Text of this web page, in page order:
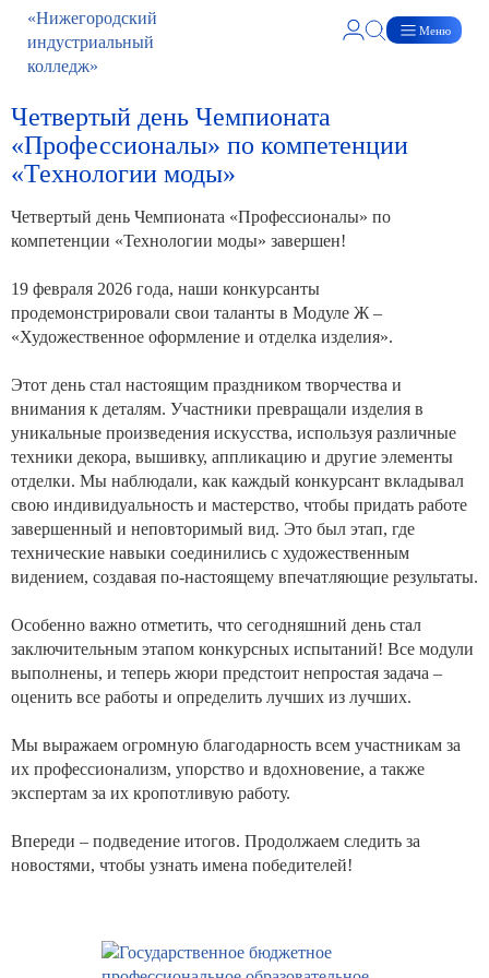
Меню
Четвертый день Чемпионата
«Профессионалы» по компетенции
«Технологии моды»
Четвертый день Чемпионата «Профессионалы» по
компетенции «Технологии моды» завершен!
19 февраля 2026 года, наши конкурсанты
продемонстрировали свои таланты в Модуле Ж –
«Художественное оформление и отделка изделия».
Этот день стал настоящим праздником творчества и
внимания к деталям. Участники превращали изделия в
уникальные произведения искусства, используя различные
техники декора, вышивку, аппликацию и другие элементы
отделки. Мы наблюдали, как каждый конкурсант вкладывал
свою индивидуальность и мастерство, чтобы придать работе
завершенный и неповторимый вид. Это был этап, где
технические навыки соединились с художественным
видением, создавая по-настоящему впечатляющие результаты.
Особенно важно отметить, что сегодняшний день стал
заключительным этапом конкурсных испытаний! Все модули
выполнены, и теперь жюри предстоит непростая задача –
оценить все работы и определить лучших из лучших.
Мы выражаем огромную благодарность всем участникам за
их профессионализм, упорство и вдохновение, а также
экспертам за их кропотливую работу.
Впереди – подведение итогов. Продолжаем следить за
новостями, чтобы узнать имена победителей!